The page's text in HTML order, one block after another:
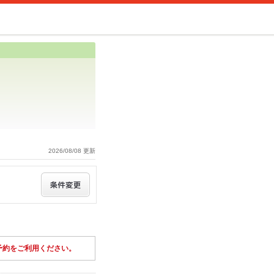
2026/08/08 更新
をご利用ください。